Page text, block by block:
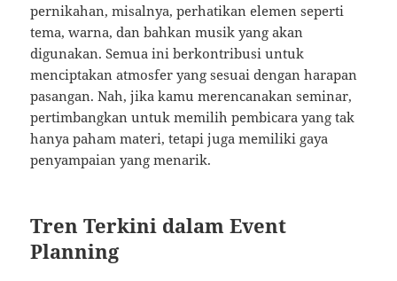
pernikahan, misalnya, perhatikan elemen seperti
tema, warna, dan bahkan musik yang akan
digunakan. Semua ini berkontribusi untuk
menciptakan atmosfer yang sesuai dengan harapan
pasangan. Nah, jika kamu merencanakan seminar,
pertimbangkan untuk memilih pembicara yang tak
hanya paham materi, tetapi juga memiliki gaya
penyampaian yang menarik.
Tren Terkini dalam Event
Planning